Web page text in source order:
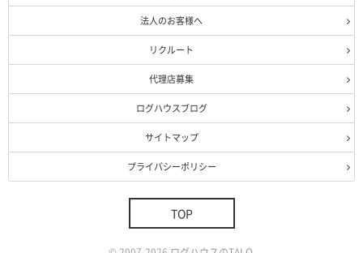
法人のお客様へ
リクルート
代理店募集
ログハウスブログ
サイトマップ
プライバシーポリシー
TOP